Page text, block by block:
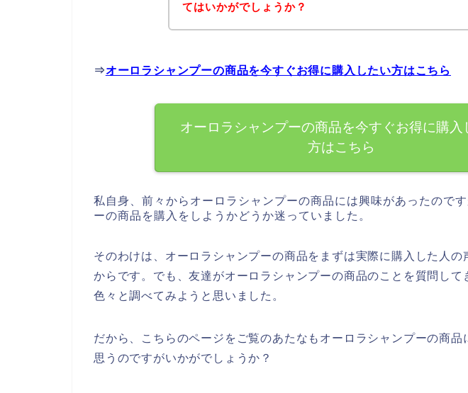
てはいかがでしょうか？
⇒オーロラシャンプーの商品を今すぐお得に購入したい方はこちら
オーロラシャンプーの商品を今すぐお得に購入
方はこちら
私自身、前々からオーロラシャンプーの商品には興味があったので
ーの商品を購入をしようかどうか迷っていました。
そのわけは、オーロラシャンプーの商品をまずは実際に購入した人の
からです。でも、友達がオーロラシャンプーの商品のことを質問して
色々と調べてみようと思いました。
だから、こちらのページをご覧のあたなもオーロラシャンプーの商品
思うのですがいかがでしょうか？